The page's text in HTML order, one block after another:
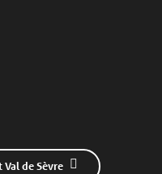
Val de Sèvre